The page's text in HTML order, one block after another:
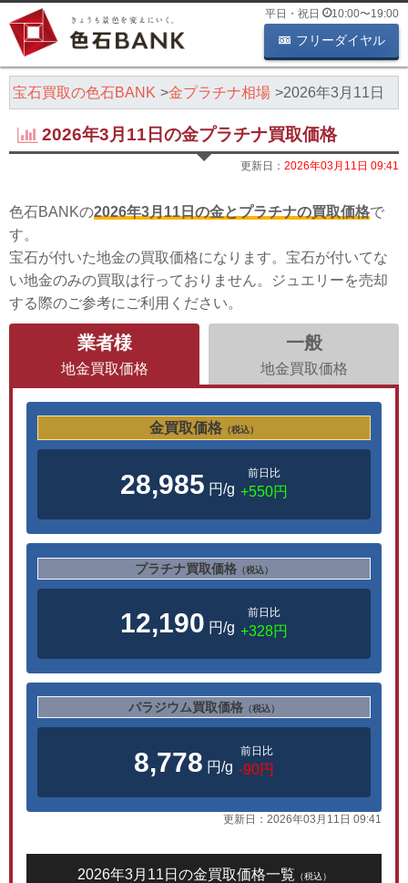
平日・祝日 10:00〜19:00
フリーダイヤル
宝石買取の色石BANK 金プラチナ相場 2026年3月11日
2026年3月11日の金プラチナ買取価格
更新日： 2026年03月11日 09:41
色石BANKの2026年3月11日の金とプラチナの買取価格で
す。
宝石が付いた地金の買取価格になります。宝石が付いてな
い地金のみの買取は行っておりません。ジュエリーを売却
する際のご参考にご利用ください。
業者様
地金買取価格
一般
地金買取価格
金買取価格 （税込）
28,985 円/g
前日比
+550円
プラチナ買取価格 （税込）
12,190 円/g
前日比
+328円
パラジウム買取価格 （税込）
8,778 円/g
前日比
-90円
更新日： 2026年03月11日 09:41
2026年3月11日の金買取価格一覧 （税込）